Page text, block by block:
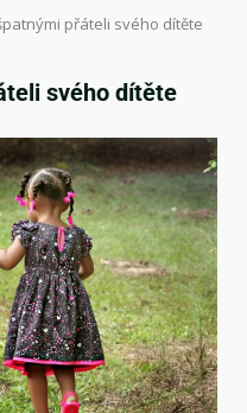
přáteli svého dítěte
svého dítěte